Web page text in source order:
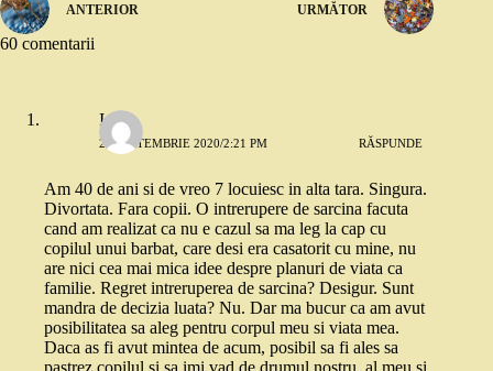
ANTERIOR URMĂTOR
60 comentarii
Ioana
26 SEPTEMBRIE 2020/2:21 PM RĂSPUNDE
Am 40 de ani si de vreo 7 locuiesc in alta tara. Singura.
Divortata. Fara copii. O intrerupere de sarcina facuta
cand am realizat ca nu e cazul sa ma leg la cap cu
copilul unui barbat, care desi era casatorit cu mine, nu
are nici cea mai mica idee despre planuri de viata ca
familie. Regret intreruperea de sarcina? Desigur. Sunt
mandra de decizia luata? Nu. Dar ma bucur ca am avut
posibilitatea sa aleg pentru corpul meu si viata mea.
Daca as fi avut mintea de acum, posibil sa fi ales sa
pastrez copilul si sa imi vad de drumul nostru, al meu si